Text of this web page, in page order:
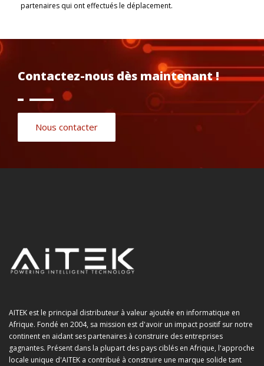
partenaires qui ont effectués le déplacement.
Contactez-nous dès maintenant !
Nous contacter
AITEK est le principal distributeur à valeur ajoutée en informatique en
Afrique. Fondé en 2004, sa mission est d'avoir un impact positif sur notre
continent en aidant ses partenaires à construire des entreprises
gagnantes. Présent dans la plupart des pays ciblés en Afrique, l'approche
locale unique d'AITEK a contribué à construire une marque solide tant